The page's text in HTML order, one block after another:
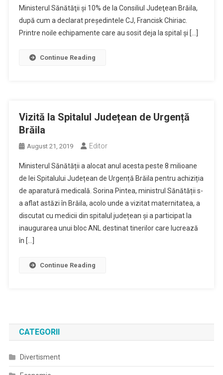
Ministerul Sănătăţii şi 10% de la Consiliul Judeţean Brăila,
după cum a declarat preşedintele CJ, Francisk Chiriac.
Printre noile echipamente care au sosit deja la spital şi […]
Continue Reading
Vizită la Spitalul Județean de Urgență
Brăila
August 21, 2019 Editor
Ministerul Sănătății a alocat anul acesta peste 8 milioane
de lei Spitalului Județean de Urgență Brăila pentru achiziția
de aparatură medicală. Sorina Pintea, ministrul Sănătății s-
a aflat astăzi în Brăila, acolo unde a vizitat maternitatea, a
discutat cu medicii din spitalul județean și a participat la
inaugurarea unui bloc ANL destinat tinerilor care lucrează
în […]
Continue Reading
CATEGORII
Divertisment